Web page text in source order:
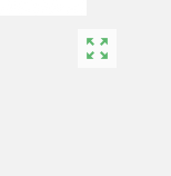
zoom_out_map